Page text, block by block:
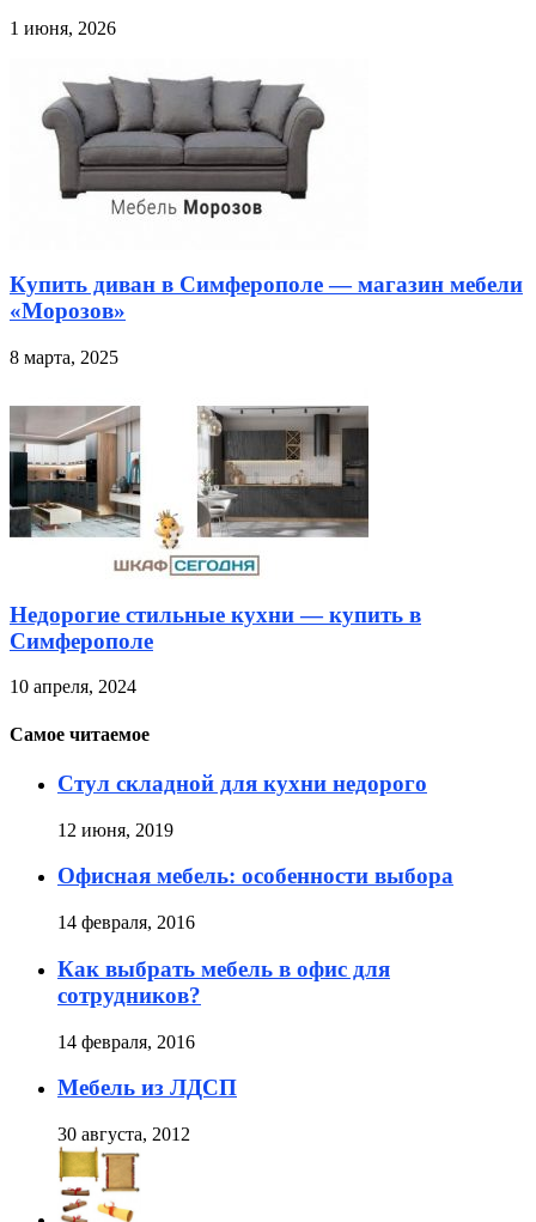
1 июня, 2026
Купить диван в Симферополе — магазин мебели
«Морозов»
8 марта, 2025
Недорогие стильные кухни — купить в
Симферополе
10 апреля, 2024
Самое читаемое
Стул складной для кухни недорого
12 июня, 2019
Офисная мебель: особенности выбора
14 февраля, 2016
Как выбрать мебель в офис для
сотрудников?
14 февраля, 2016
Мебель из ЛДСП
30 августа, 2012